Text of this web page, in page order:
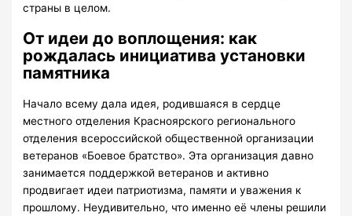
страны в целом.
От идеи до воплощения: как
рождалась инициатива установки
памятника
Начало всему дала идея, родившаяся в сердце
местного отделения Красноярского регионального
отделения всероссийской общественной организации
ветеранов «Боевое братство». Эта организация давно
занимается поддержкой ветеранов и активно
продвигает идеи патриотизма, памяти и уважения к
прошлому. Неудивительно, что именно её члены решили